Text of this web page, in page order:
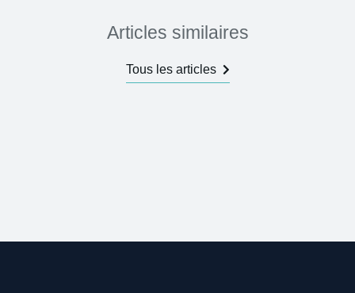
Articles similaires
Tous les articles